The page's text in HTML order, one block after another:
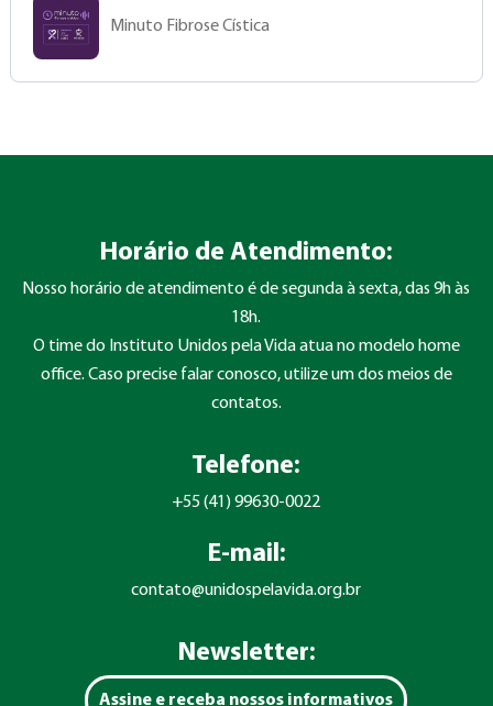
Minuto Fibrose Cística
Horário de Atendimento:
Nosso horário de atendimento é de segunda à sexta, das 9h às
18h.
O time do Instituto Unidos pela Vida atua no modelo home
office. Caso precise falar conosco, utilize um dos meios de
contatos.
Telefone:
+55 (41) 99630-0022
E-mail:
contato@unidospelavida.org.br
Newsletter:
Assine e receba nossos informativos